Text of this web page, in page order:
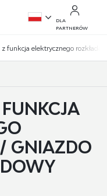
EN
DLA
PARTNERÓW
z funkcja elektrycznego
GNIAZDO